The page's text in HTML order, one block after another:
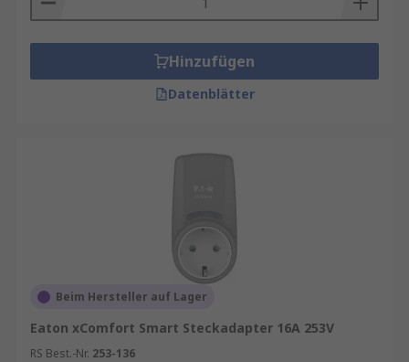
Hinzufügen
Datenblätter
Beim Hersteller auf Lager
Eaton xComfort Smart Steckadapter 16A 253V
RS Best.-Nr. 253-136